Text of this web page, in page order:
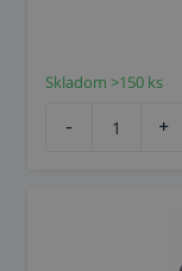
Skladom >150 ks
- +